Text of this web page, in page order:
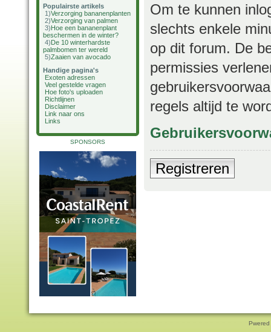
Populairste artikels
1)Verzorging bananenplanten
2)Verzorging van palmen
3)Hoe een bananenplant
beschermen in de winter?
4)De 10 winterhardste
palmbomen ter wereld
5)Zaaien van avocado
Handige pagina's
Exoten adressen
Veel gestelde vragen
Hoe foto's uploaden
Richtlijnen
Disclaimer
Link naar ons
Links
SPONSORS
Om te kunnen
slechts enkele
op dit forum. De
permissies
regels altijd te
Registreren